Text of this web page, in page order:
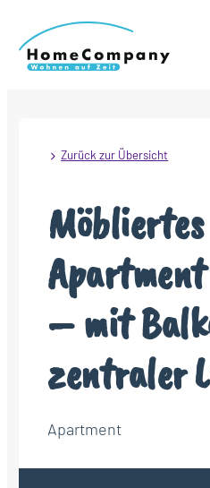
Zurück zur Übersicht
Möbliertes
– mit
zentraler
Apartment